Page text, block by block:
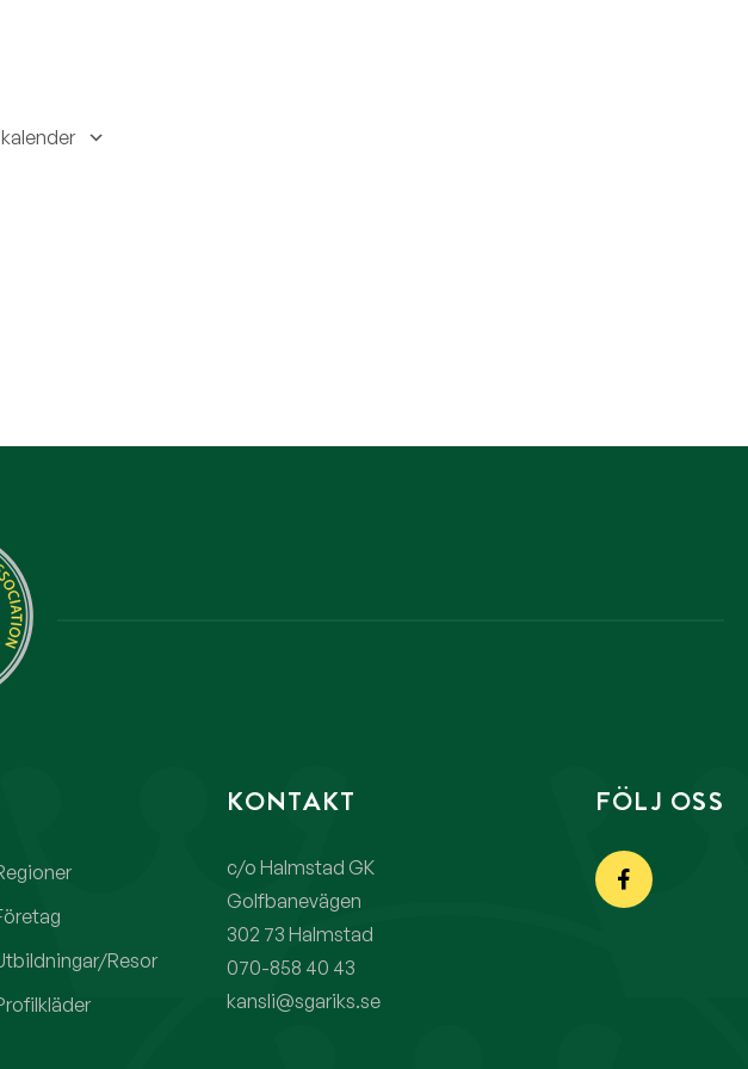
Resor
KONTAKT
c/o Halmstad GK
Golfbanevägen
302 73 Halmstad
070-858 40 43
kansli@sgariks.se
FÖLJ OSS